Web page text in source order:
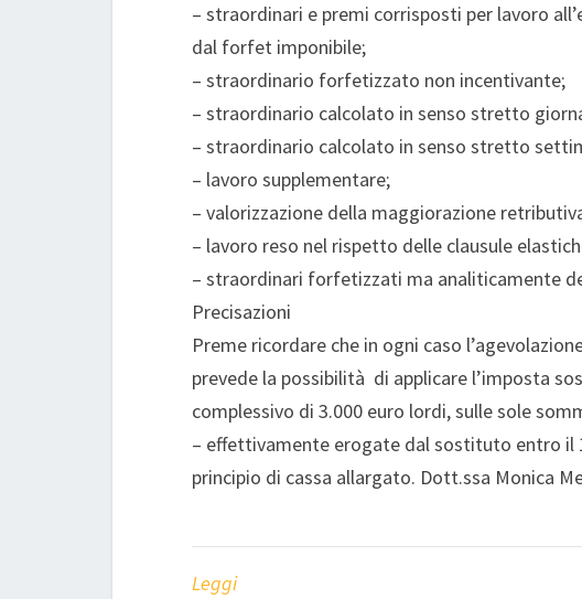
– straordinari e premi corrisposti per lavoro
dal forfet imponibile;
– straordinario forfetizzato non incentivante;
– straordinario calcolato in senso stretto
– straordinario calcolato in senso stretto
– lavoro supplementare;
– valorizzazione della maggiorazione
– lavoro reso nel rispetto delle clausule
– straordinari forfetizzati ma analiticamente
Precisazioni
Preme ricordare che in ogni caso
prevede la possibilità di applicare l’imposta
complessivo di 3.000 euro lordi, sulle sole
– effettivamente erogate dal sostituto entro il
principio di cassa allargato. Dott.ssa Monica
Leggi